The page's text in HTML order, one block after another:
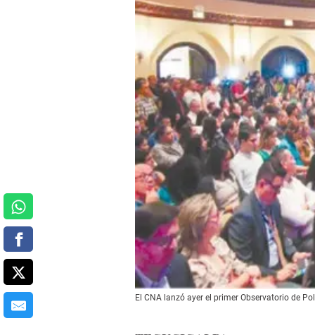
El CNA lanzó ayer el primer Observatorio de